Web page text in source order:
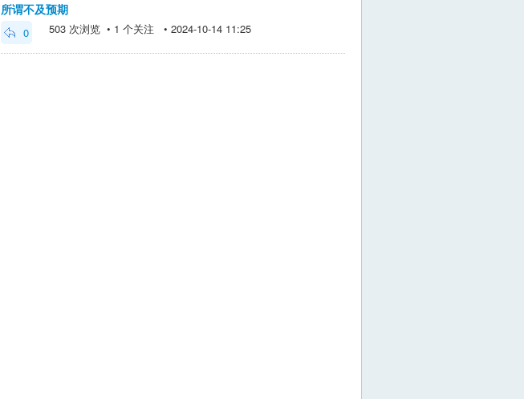
所谓不及预期
0 503 次浏览 • 1 个关注 • 2024-10-14 11:25